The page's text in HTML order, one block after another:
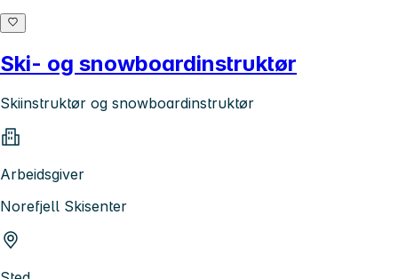
Ski- og snowboardinstruktør
Skiinstruktør og snowboardinstruktør
Arbeidsgiver
Norefjell Skisenter